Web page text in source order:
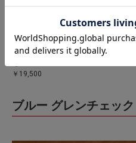
ャージプリントテーラードジャケッ
ト＜セットアップ・スリーピース対
￥19,500
ブルー グレンチェック